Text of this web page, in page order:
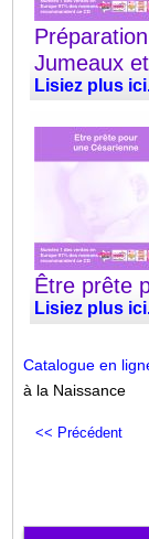
Jumeaux
Lisiez plus
Être prête
Lisiez plus
Catalogue en
à la Naissance